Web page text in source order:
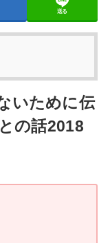
送る
いために伝
の話2018